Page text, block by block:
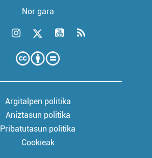
Nor gara
Argitalpen politika
Aniztasun politika
Pribatutasun politika
Cookieak